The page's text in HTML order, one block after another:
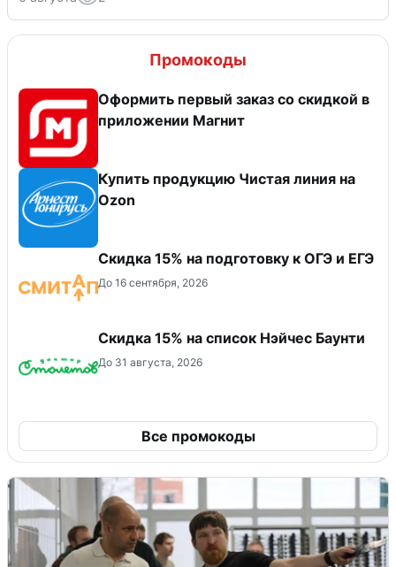
Промокоды
Оформить первый заказ со скидкой в
приложении Магнит
Купить продукцию Чистая линия на
Ozon
Скидка 15% на подготовку к ОГЭ и ЕГЭ
До 16 сентября, 2026
Скидка 15% на список Нэйчес Баунти
До 31 августа, 2026
Все промокоды